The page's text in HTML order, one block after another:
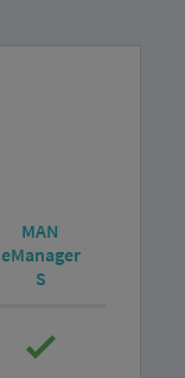
MAN
eManager
S